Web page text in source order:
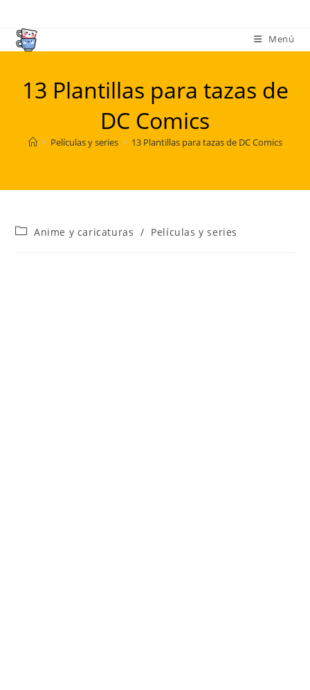
contenido
Menú
13 Plantillas para tazas de
DC Comics
> Películas y series > 13 Plantillas para tazas de DC Comics
Categoría
Anime y caricaturas / Películas y series